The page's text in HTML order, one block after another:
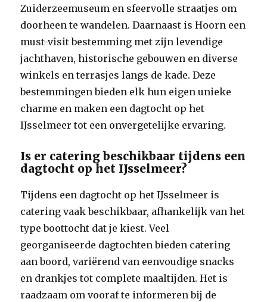
Zuiderzeemuseum en sfeervolle straatjes om
doorheen te wandelen. Daarnaast is Hoorn een
must-visit bestemming met zijn levendige
jachthaven, historische gebouwen en diverse
winkels en terrasjes langs de kade. Deze
bestemmingen bieden elk hun eigen unieke
charme en maken een dagtocht op het
IJsselmeer tot een onvergetelijke ervaring.
Is er catering beschikbaar tijdens een
dagtocht op het IJsselmeer?
Tijdens een dagtocht op het IJsselmeer is
catering vaak beschikbaar, afhankelijk van het
type boottocht dat je kiest. Veel
georganiseerde dagtochten bieden catering
aan boord, variërend van eenvoudige snacks
en drankjes tot complete maaltijden. Het is
raadzaam om vooraf te informeren bij de